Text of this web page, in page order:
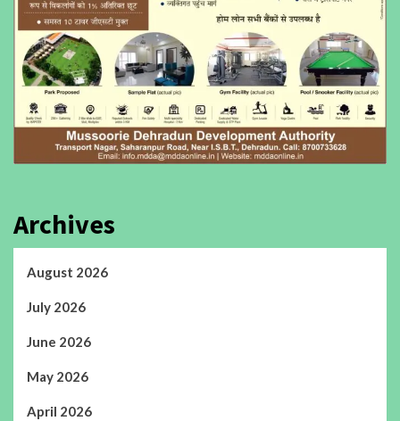
Archives
August 2026
July 2026
June 2026
May 2026
April 2026